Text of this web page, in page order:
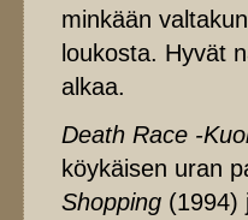
minkään
loukosta. Hyvät
alkaa.
Death Race -
köykäisen uran
Shopping (1994)